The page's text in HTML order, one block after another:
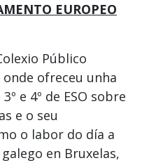
EUROPEO
Público
ofreceu unha
e 4º de ESO sobre
e o seu
o labor do día a
en Bruxelas,